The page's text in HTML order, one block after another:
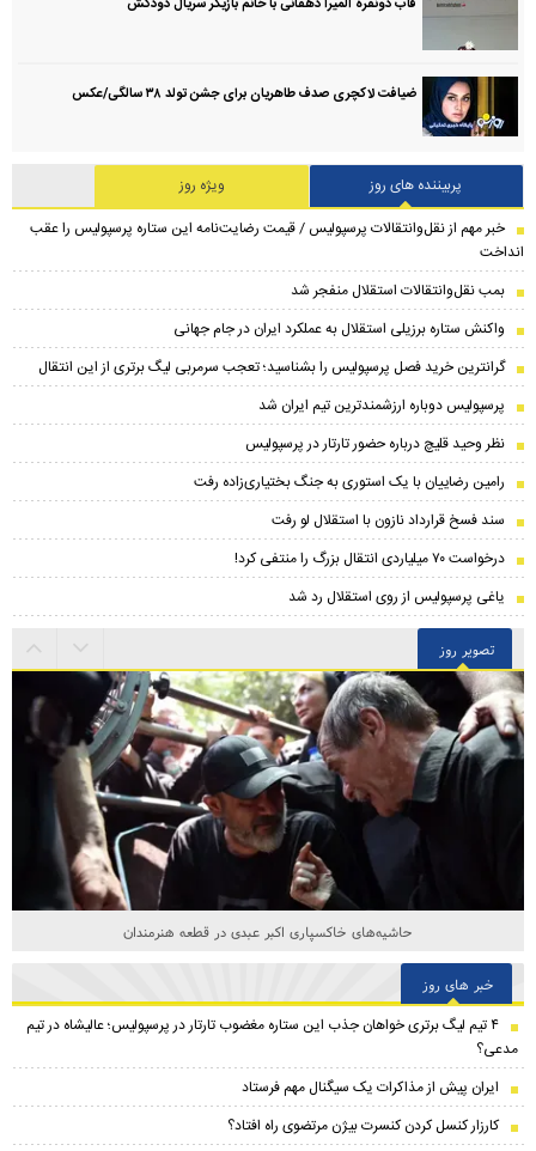
قاب دونفره المیرا دهقانی با خانم بازیگر سریال دودکش
ضیافت لاکچری صدف طاهریان برای جشن تولد ۳۸ سالگی‌/عکس
پربیننده های روز
ویژه روز
خبر مهم از نقل‌وانتقالات پرسپولیس / قیمت رضایت‌نامه این ستاره پرسپولیس را عقب
انداخت
بمب نقل‌وانتقالات استقلال منفجر شد
واکنش ستاره برزیلی استقلال به عملکرد ایران در جام جهانی
گرانترین خرید فصل پرسپولیس را بشناسید؛ تعجب سرمربی لیگ برتری از این انتقال
پرسپولیس دوباره ارزشمندترین تیم ایران شد
نظر وحید قلیچ درباره حضور تارتار در پرسپولیس
رامین رضاییان با یک استوری به جنگ بختیاری‌زاده رفت
سند فسخ قرارداد نازون با استقلال لو رفت
درخواست ۷۰ میلیاردی انتقال بزرگ را منتفی کرد!
یاغی پرسپولیس از روی استقلال رد شد
تصویر روز
حاشیه‌های خاکسپاری اکبر عبدی در قطعه هنرمندان
خبر های روز
۴ تیم لیگ برتری خواهان جذب این ستاره مغضوب تارتار در پرسپولیس؛‌ عالیشاه در تیم
مدعی؟
ایران پیش از مذاکرات یک سیگنال مهم فرستاد
کارزار کنسل کردن کنسرت بیژن مرتضوی راه افتاد؟